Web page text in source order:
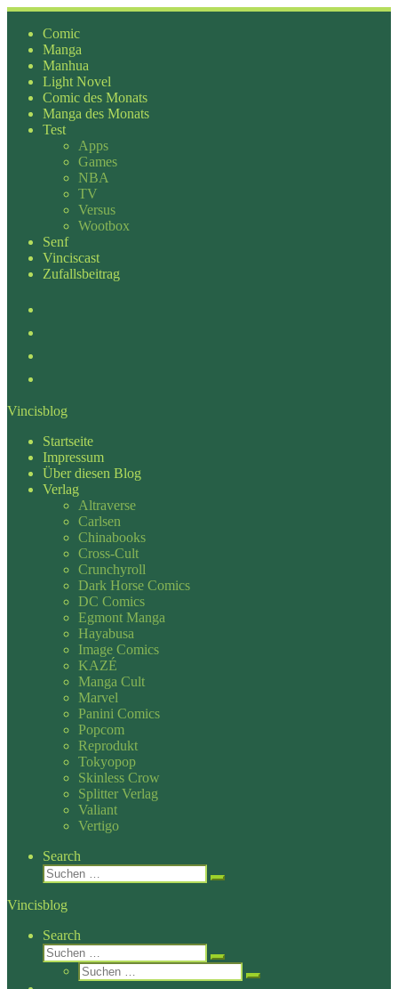
Zum
Inhalt
springen
Comic
Manga
Manhua
Light Novel
Comic des Monats
Manga des Monats
Test
Apps
Games
NBA
TV
Versus
Wootbox
Senf
Vinciscast
Zufallsbeitrag
Vincisblog
Startseite
Impressum
Über diesen Blog
Verlag
Altraverse
Carlsen
Chinabooks
Cross-Cult
Crunchyroll
Dark Horse Comics
DC Comics
Egmont Manga
Hayabusa
Image Comics
KAZÉ
Manga Cult
Marvel
Panini Comics
Popcom
Reprodukt
Tokyopop
Skinless Crow
Splitter Verlag
Valiant
Vertigo
Search
Suche
Suchen …
Vincisblog
Search
Suche
Suchen …
Suche
Suchen …